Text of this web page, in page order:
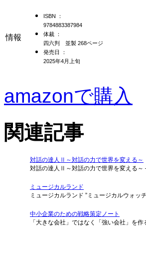
情報
ISBN ：
9784883387984
体裁 ：
四六判 並製 268ページ
発売日 ：
2025年4月上旬
amazonで購入
関連記事
対話の達人Ⅱ～対話の力で世界を変える～
対話の達人Ⅱ～対話の力で世界を変える
ミュージカルランド
ミュージカルランド ”ミュージカルウォ
中小企業のための戦略策定ノート
「大きな会社」ではなく「強い会社」を